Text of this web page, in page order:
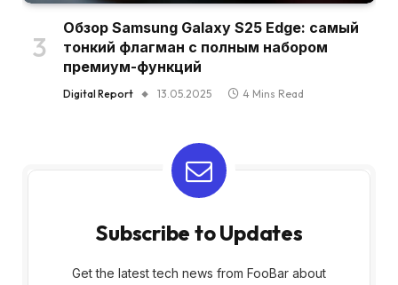
Обзор Samsung Galaxy S25 Edge: самый
тонкий флагман с полным набором
премиум-функций
Digital Report 13.05.2025 4 Mins Read
Subscribe to Updates
Get the latest tech news from FooBar about